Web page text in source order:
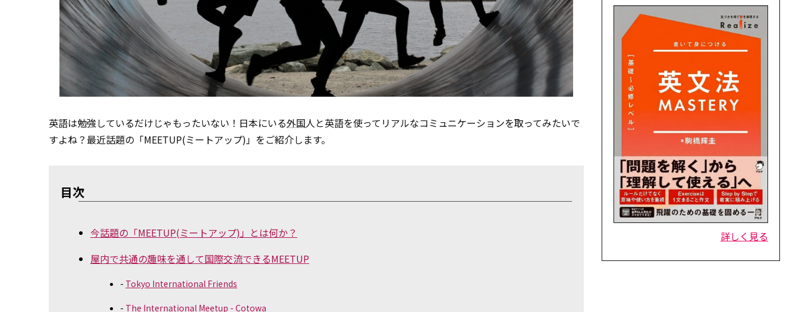
英語は勉強しているだけじゃもったいない！日本にいる外国人と英語を使ってリアルなコミュニケーションを取ってみたいで
すよね？最近話題の「MEETUP(ミートアップ)」をご紹介します。
目次
今話題の「MEETUP(ミートアップ)」とは何か？
屋内で共通の趣味を通して国際交流できるMEETUP
Tokyo International Friends
The International Meetup - Cotowa
詳しく見る